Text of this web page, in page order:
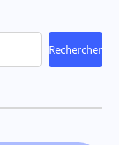
Rechercher